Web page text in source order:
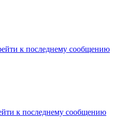
к последнему сообщению
к последнему сообщению